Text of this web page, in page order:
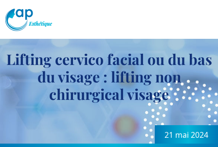
Lifting cervico facial ou du bas
du visage : lifting non
chirurgical visage
21 mai 2024
Navigation